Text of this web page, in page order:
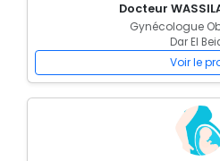
Docteur
Gynécologue
Dar El
Voir le